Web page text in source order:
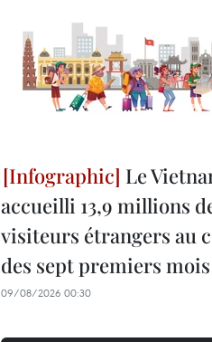
Le
accueilli 13,9 millions
visiteurs étrangers au
des sept premiers mois
09/08/2026 00:30